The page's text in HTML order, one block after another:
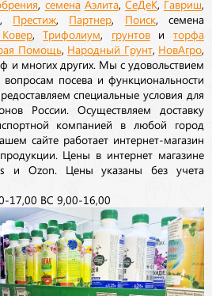
семена Аэлита, СеДеК Гавриш
, Престиж Партнер Поиск, семена
,Трифолиум грунтовиторфа
Помощь Народный Грунт, НовАгро
и многих других. Мы с удовольствием
вопросам посева и функциональности
специальные условия для
России. Осуществляем доставку
компанией в любой город
сайте работает интернет-магазин
Цены в интернет магазине
и Ozon. Цены указаны без учета
17,00 ВС 9,00-16,00